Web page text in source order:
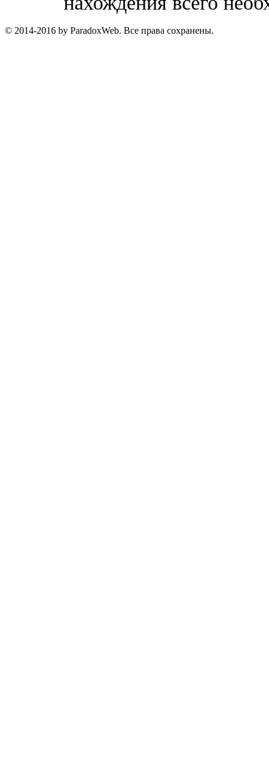
© 2014-2016 by ParadoxWeb. Все права сохранены.